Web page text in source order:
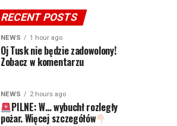
RECENT POSTS
NEWS 1 hour ago
Oj Tusk nie będzie zadowolony!
Zobacz w komentarzu
NEWS 2 hours ago
PILNE: W… wybuchł rozległy
pożar. Więcej szczegółów